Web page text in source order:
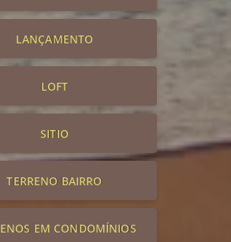
LANÇAMENTO
LOFT
SITIO
TERRENO BAIRRO
EM CONDOMÍNIOS